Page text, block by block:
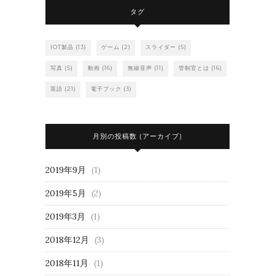
タグ
IOT製品 (13) ゲーム (2) スライダー (5)
写真 (5) 動画 (16) 無線音声 (11) 管制官とは (16)
英語 (21) 電子ブック (3)
月別の投稿数 (アーカイブ)
2019年9月 (1)
2019年5月 (2)
2019年3月 (1)
2018年12月 (3)
2018年11月 (1)